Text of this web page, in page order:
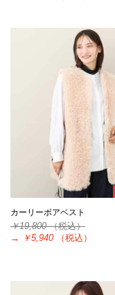
カーリーボアベスト
￥19,800（税込）
→
￥5,940 （税込）